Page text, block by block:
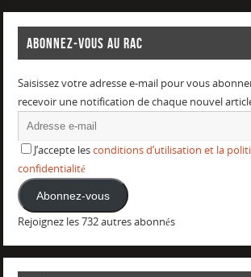
ABONNEZ-VOUS AU RAC
Saisissez votre adresse e-mail pour vous
recevoir une notification de chaque nouvel
J’accepte lesconditions d’utilisation et la
confidentialité
Abonnez-vous
Rejoignez les 732 autres abonnés